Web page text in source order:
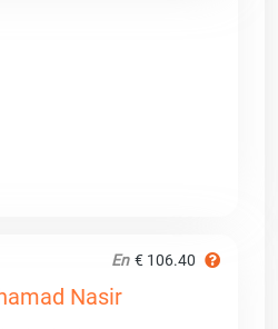
En € 106.40
Nasir